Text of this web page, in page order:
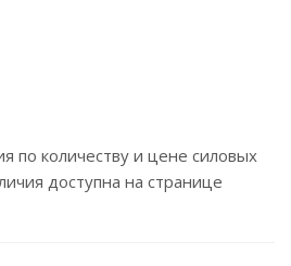
по количеству и цене силовых
доступна на странице